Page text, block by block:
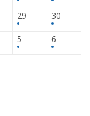
29 30
5 6